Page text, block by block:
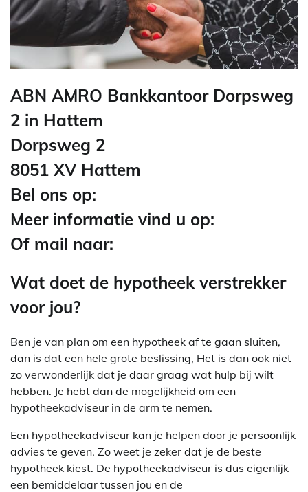
ABN AMRO Bankkantoor Dorpsweg
2 in Hattem
Dorpsweg 2
8051 XV Hattem
Bel ons op:
Meer informatie vind u op:
Of mail naar:
Wat doet de hypotheek verstrekker
voor jou?
Ben je van plan om een hypotheek af te gaan sluiten,
dan is dat een hele grote beslissing, Het is dan ook niet
zo verwonderlijk dat je daar graag wat hulp bij wilt
hebben. Je hebt dan de mogelijkheid om een
hypotheekadviseur in de arm te nemen.
Een hypotheekadviseur kan je helpen door je persoonlijk
advies te geven. Zo weet je zeker dat je de beste
hypotheek kiest. De hypotheekadviseur is dus eigenlijk
een bemiddelaar tussen jou en de